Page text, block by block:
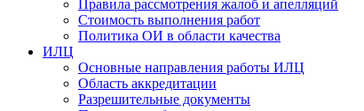
Правила рассмотрения жалоб и апелляций
Стоимость выполнения работ
Политика ОИ в области качества
ИЛЦ
Основные направления работы ИЛЦ
Область аккредитации
Разрешительные документы